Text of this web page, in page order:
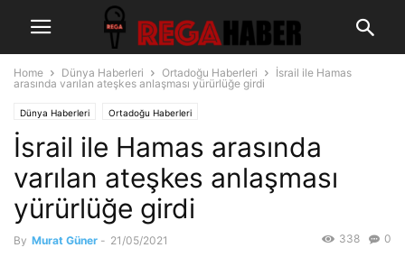
Home Dünya Haberleri Ortadoğu Haberleri
İsrail ile Hamas
arasında varılan ateşkes anlaşması yürürlüğe girdi
Dünya Haberleri Ortadoğu Haberleri
İsrail ile Hamas arasında
varılan ateşkes anlaşması
yürürlüğe girdi
By Murat Güner - 21/05/2021 0
338